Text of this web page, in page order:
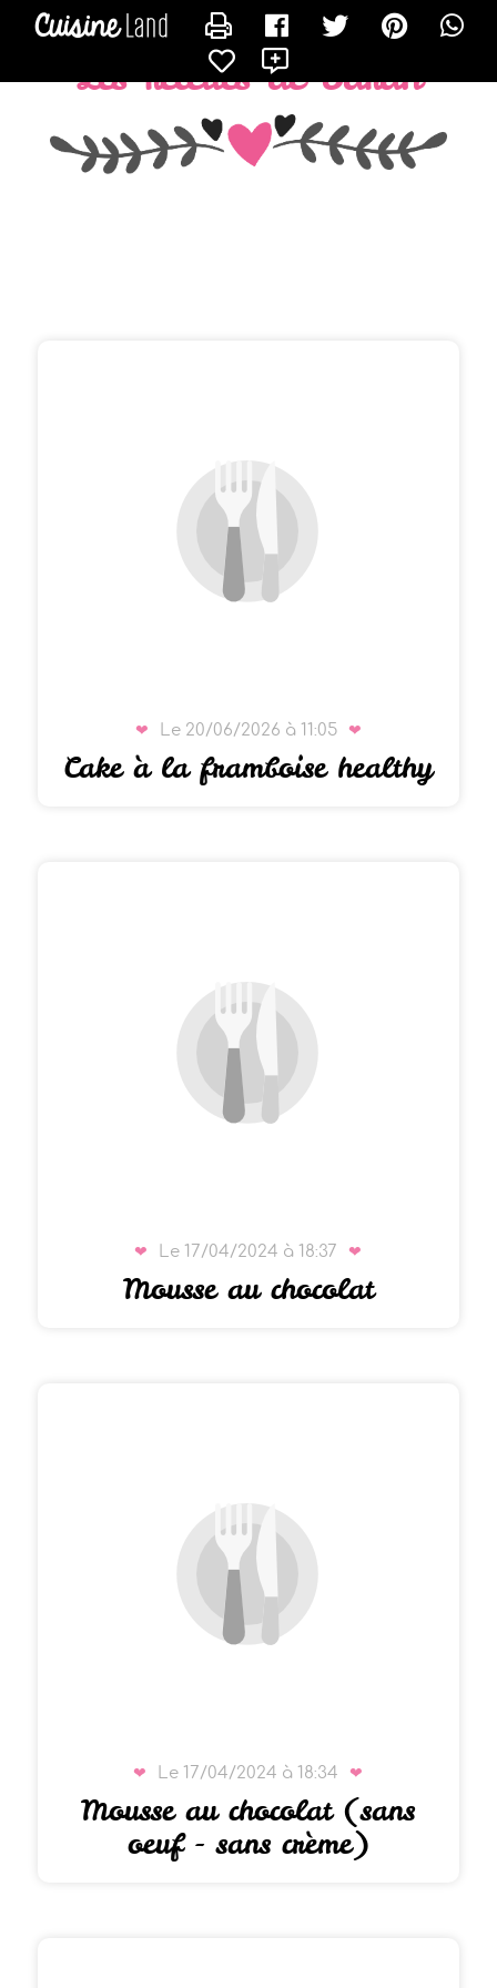
Les recettes de Sarah
Le 20/06/2026 à 11:05
Cake à la framboise healthy
Le 17/04/2024 à 18:37
Mousse au chocolat
Le 17/04/2024 à 18:34
Mousse au chocolat (sans
oeuf - sans crème)
CONTACTER SARAH1981